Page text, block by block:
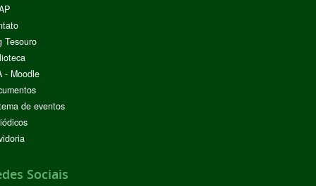
Tesouro
- Moodle
de eventos
Sociais